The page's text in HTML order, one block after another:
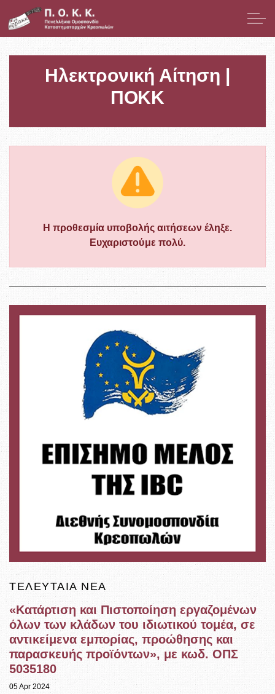
Μετάβαση στο κύριο περιεχόμενο
Παρουσίαση
Χρήσιμοι Σύνδεσμοι
Ηλεκτρονική Αίτηση |
ΠΟΚΚ
Η προθεσμία υποβολής αιτήσεων έληξε.
Ευχαριστούμε πολύ.
ΤΕΛΕΥΤΑΊΑ ΝΈΑ
«Κατάρτιση και Πιστοποίηση εργαζομένων
όλων των κλάδων του ιδιωτικού τομέα, σε
αντικείμενα εμπορίας, προώθησης και
παρασκευής προϊόντων», με κωδ. ΟΠΣ
5035180
05 Apr 2024